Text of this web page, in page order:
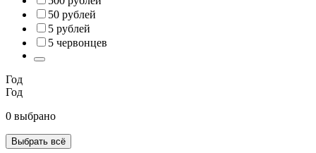
50 рублей
5 рублей
5 червонцев
Год
Год
0 выбрано
Выбрать всё